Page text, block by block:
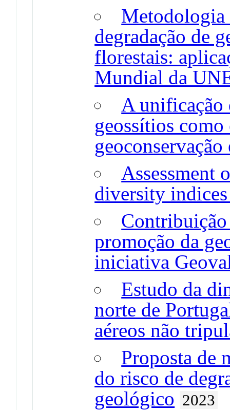
Metodologia
degradação de
florestais:
Mundial da
A unificação
geossítios como
Assessment
diversity
promoção da
iniciativa
Estudo da
norte de
aéreos não
Proposta de
do risco de
geológico 2023